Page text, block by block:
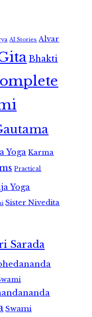
AI Stories Alvar
Bhakti
Yoga Karma
Practical
Yoga
Sister Nivedita
Sarada
Swami